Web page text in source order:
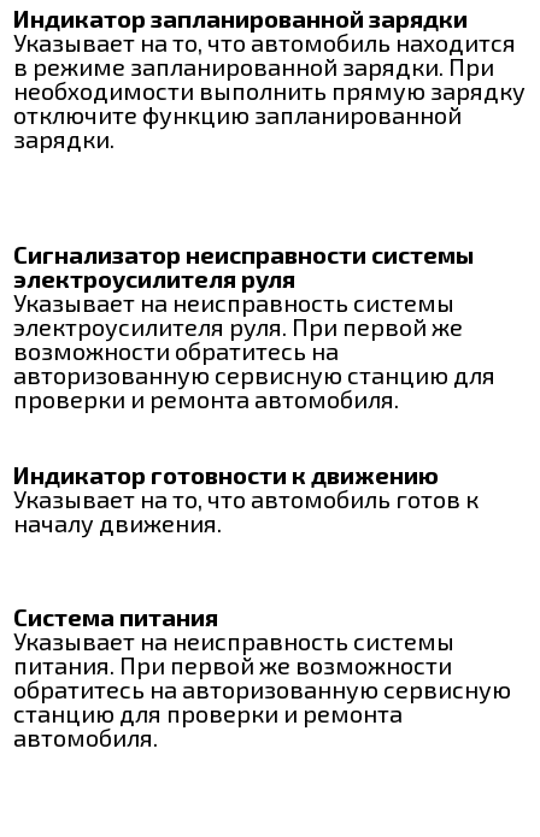
Индикатор запланированной зарядки
Указывает на то, что автомобиль находится
в режиме запланированной зарядки. При
необходимости выполнить прямую зарядку
отключите функцию запланированной
зарядки.
Сигнализатор неисправности системы
электроусилителя руля
Указывает на неисправность системы
электроусилителя руля. При первой же
возможности обратитесь на
авторизованную сервисную станцию для
проверки и ремонта автомобиля.
Индикатор готовности к движению
Указывает на то, что автомобиль готов к
началу движения.
Система питания
Указывает на неисправность системы
питания. При первой же возможности
обратитесь на авторизованную сервисную
станцию для проверки и ремонта
автомобиля.